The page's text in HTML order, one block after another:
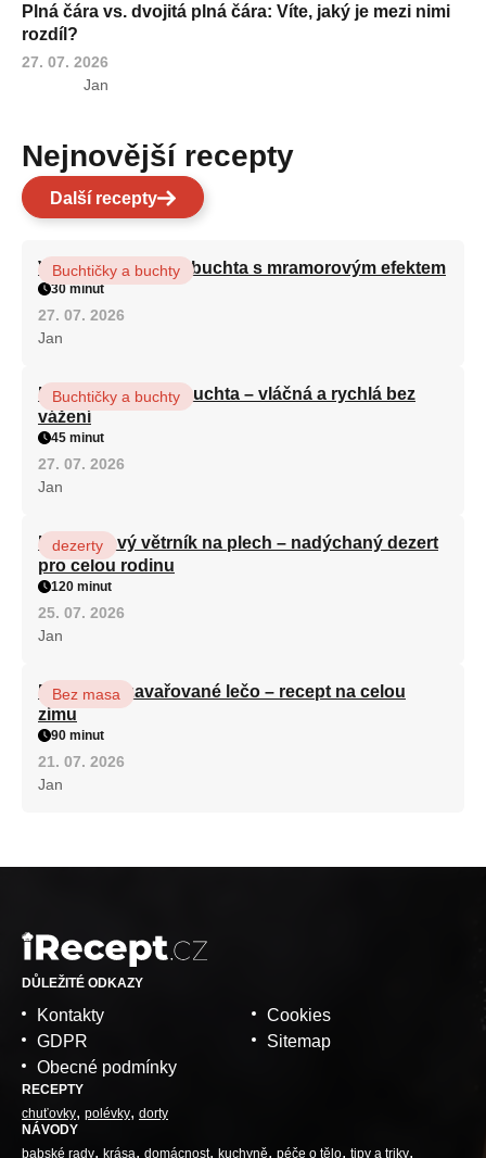
Plná čára vs. dvojitá plná čára: Víte, jaký je mezi nimi
rozdíl?
27. 07. 2026
Jan
Nejnovější recepty
Další recepty
Vláčná olejová litá buchta s mramorovým efektem
Buchtičky a buchty
30 minut
27. 07. 2026
Jan
Hrnková maková buchta – vláčná a rychlá bez
vážení
Buchtičky a buchty
45 minut
27. 07. 2026
Jan
Karamelový větrník na plech – nadýchaný dezert
pro celou rodinu
dezerty
120 minut
25. 07. 2026
Jan
Babiččino zavařované lečo – recept na celou
zimu
Bez masa
90 minut
21. 07. 2026
Jan
DŮLEŽITÉ ODKAZY
Kontakty
GDPR
Obecné podmínky
Cookies
Sitemap
RECEPTY
chuťovky polévky dorty
NÁVODY
babské rady
krása domácnost kuchyně péče o tělo tipy a triky